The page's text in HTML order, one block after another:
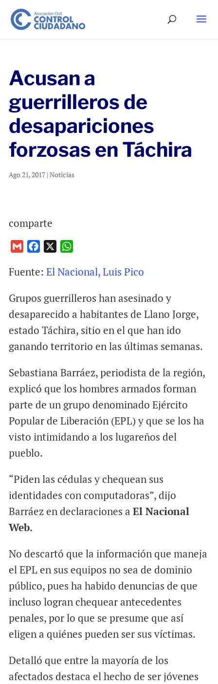
Acusan a
guerrilleros de
desapariciones
forzosas en Táchira
Ago 21, 2017| Noticias
comparte
a
l
c
b
k
a
s
p
Fuente: El Nacional, Luis Pico
Grupos guerrilleros han asesinado y
desaparecido a habitantes de Llano Jorge,
estado Táchira, sitio en el que han ido
ganando territorio en las últimas semanas.
Sebastiana Barráez, periodista de la región,
explicó que los hombres armados forman
parte de un grupo denominado Ejército
Popular de Liberación (EPL) y que se los ha
visto intimidando a los lugareños del
pueblo.
“Piden las cédulas y chequean sus
identidades con computadoras”, dijo
Barráez en declaraciones a El Nacional
Web.
No descartó que la información que maneja
el EPL en sus equipos no sea de dominio
público, pues ha habido denuncias de que
incluso logran chequear antecedentes
penales, por lo que se presume que así
eligen a quiénes pueden ser sus víctimas.
Detalló que entre la mayoría de los
afectados destaca el hecho de ser jóvenes